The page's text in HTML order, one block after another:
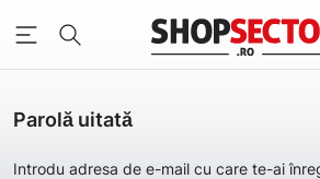
Parolă uitată
Introdu adresa de e-mail cu care te-ai